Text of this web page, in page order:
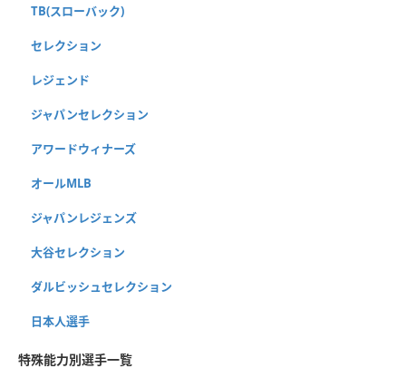
TB(スローバック)
セレクション
レジェンド
ジャパンセレクション
アワードウィナーズ
オールMLB
ジャパンレジェンズ
大谷セレクション
ダルビッシュセレクション
日本人選手
特殊能力別選手一覧